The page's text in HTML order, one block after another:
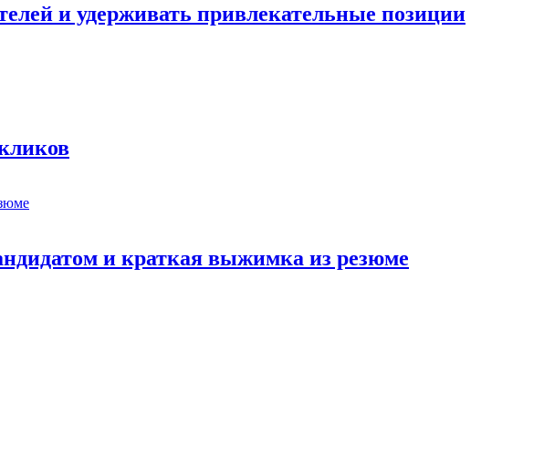
и удерживать привлекательные позиции
и краткая выжимка из резюме